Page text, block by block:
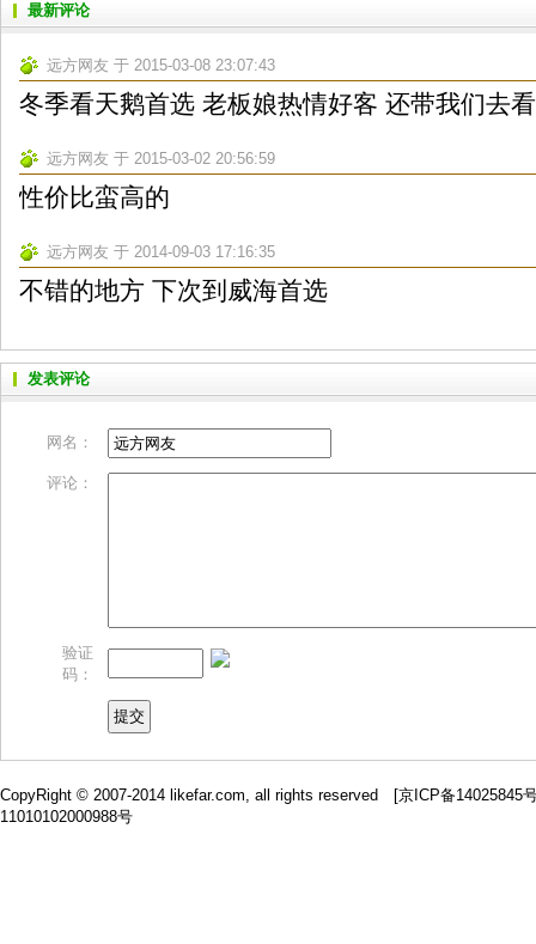
最新评论
远方网友 于 2015-03-08 23:07:43
冬季看天鹅首选 老板娘热情好客 还带我们去
远方网友 于 2015-03-02 20:56:59
性价比蛮高的
远方网友 于 2014-09-03 17:16:35
不错的地方 下次到威海首选
发表评论
网名：
评论：
验证
码：
CopyRight © 2007-2014 likefar.com, all rights reserved [京ICP备14025845
11010102000988号